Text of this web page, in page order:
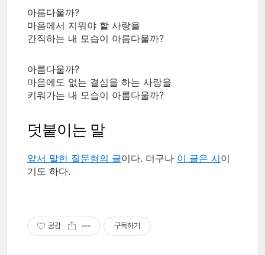
아름다울까?
마음에서 지워야 할 사랑을
간직하는 내 모습이 아름다울까?
아름다울까?
마음에도 없는 결심을 하는 사랑을
키워가는 내 모습이 아름다울까?
덧붙이는 말
앞서 말한 질문형의 글이다. 더구나 이 글은 시이
기도 하다.
공감 구독하기